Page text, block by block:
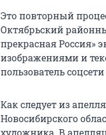
Это повторный
Октябрьский
прекрасная Россия»
изображениями и
пользователь
Как следует из
Новосибирского
художника. В